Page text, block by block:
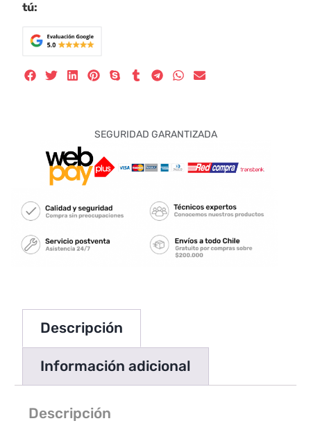
tú:
SEGURIDAD GARANTIZADA
Descripción
Información adicional
Descripción